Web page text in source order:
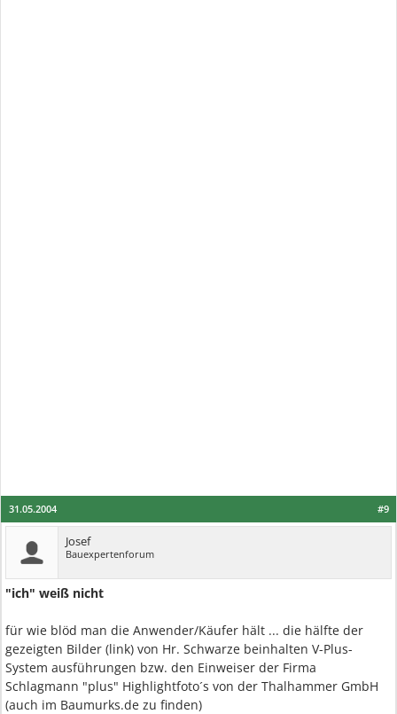
#9
31.05.2004
Josef
Bauexpertenforum
"ich" weiß nicht
für wie blöd man die Anwender/Käufer hält ... die hälfte der
gezeigten Bilder (link) von Hr. Schwarze beinhalten V-Plus-
System ausführungen bzw. den Einweiser der Firma
Schlagmann "plus" Highlightfoto´s von der Thalhammer GmbH
(auch im Baumurks.de zu finden)